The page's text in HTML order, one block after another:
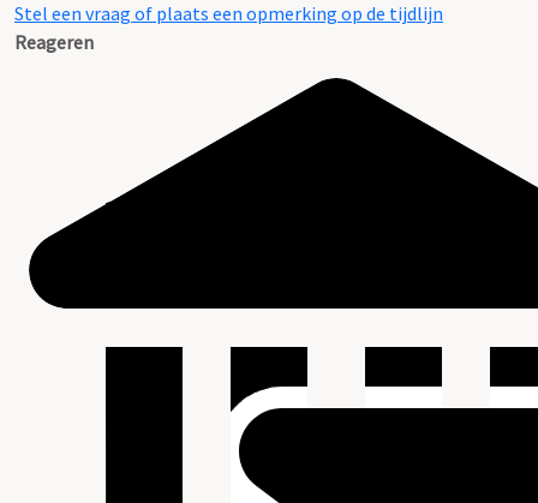
Stel een vraag of plaats een opmerking op de tijdlijn
Reageren